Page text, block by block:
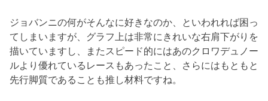
ジョバンニの何がそんなに好きなのか、といわれれば困っ
てしまいますが、グラフ上は非常にきれいな右肩下がりを
描いていますし、またスピード的にはあのクロワデュノー
ルより優れているレースもあったこと、さらにはもともと
先行脚質であることも推し材料ですね。